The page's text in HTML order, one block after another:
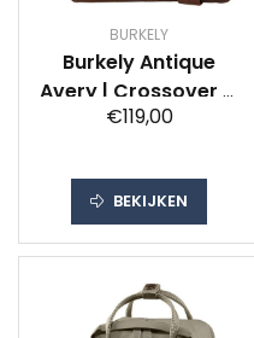
BURKELY
Burkely Antique
Avery | Crossover M
Messenger Bruin
€119,00
BEKIJKEN